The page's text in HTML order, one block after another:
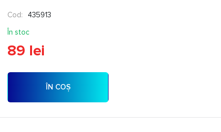
Cod:
435913
În stoc
89 lei
ÎN COȘ